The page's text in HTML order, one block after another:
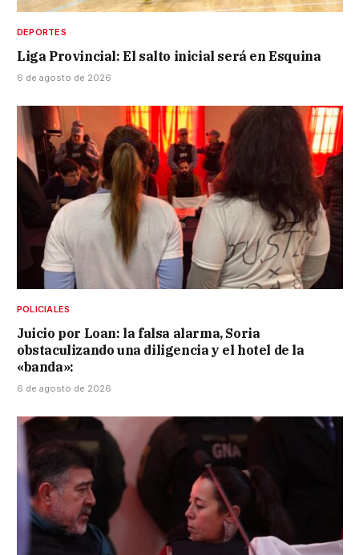
DEPORTES
Liga Provincial: El salto inicial será en Esquina
6 de agosto de 2026
POLICIALES
Juicio por Loan: la falsa alarma, Soria
obstaculizando una diligencia y el hotel de la
«banda»:
6 de agosto de 2026